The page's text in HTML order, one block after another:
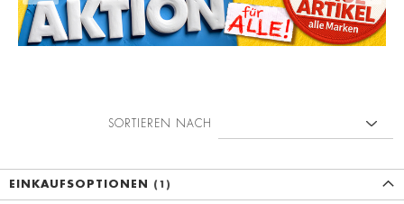
SORTIEREN NACH
EINKAUFSOPTIONEN